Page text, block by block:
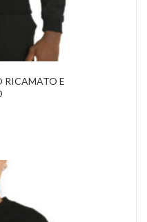
RICAMATO E